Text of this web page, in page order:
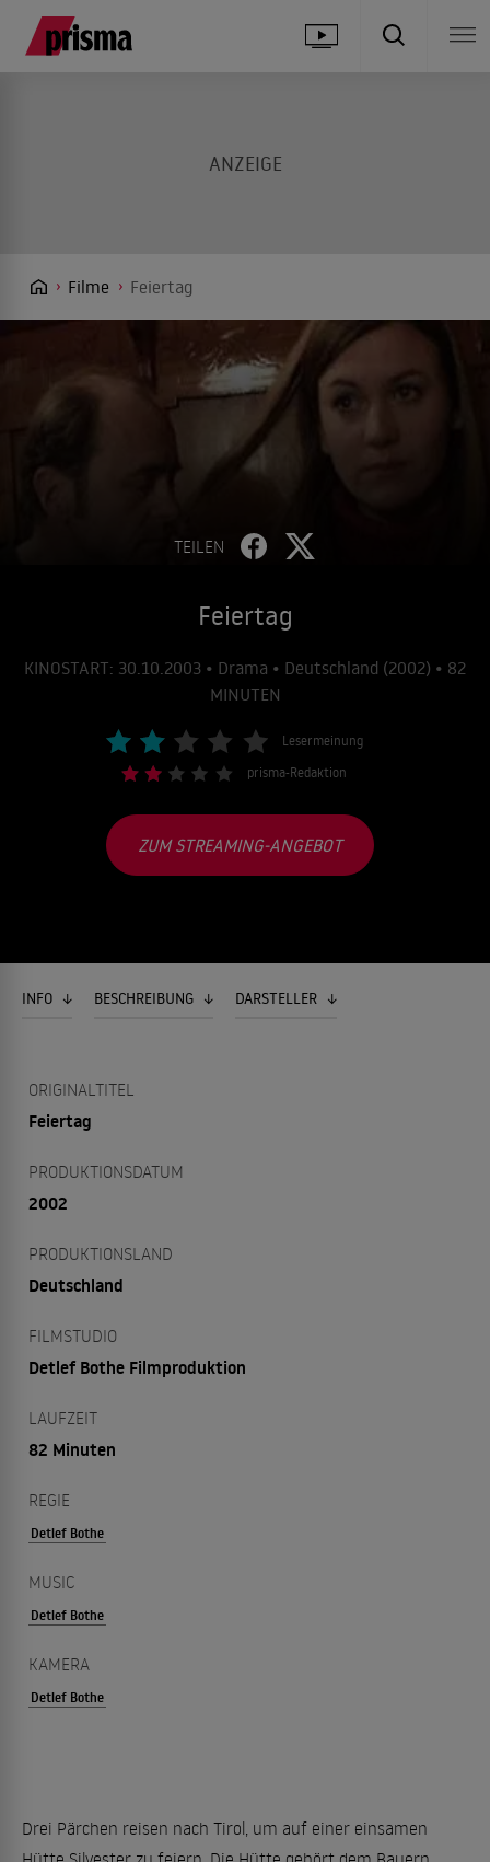
Filme Feiertag
TEILEN
Feiertag
KINOSTART: 30.10.2003 • Drama • Deutschland (2002) • 82
MINUTEN
Lesermeinung
prisma-Redaktion
ZUM STREAMING-ANGEBOT
INFO BESCHREIBUNG DARSTELLER
ORIGINALTITEL
Feiertag
PRODUKTIONSDATUM
2002
PRODUKTIONSLAND
Deutschland
FILMSTUDIO
Detlef Bothe Filmproduktion
LAUFZEIT
82 Minuten
REGIE
Detlef Bothe
MUSIC
Detlef Bothe
KAMERA
Detlef Bothe
Drei Pärchen reisen nach Tirol, um auf einer einsamen